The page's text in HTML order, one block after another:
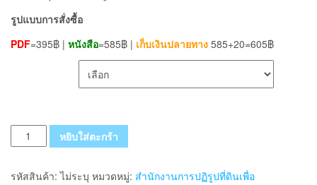
รูปแบบการสั่งซื้อ
PDF=395฿ | หนังสือ=585฿ | เก็บเงินปลายทาง 585+20=605฿
จำนวน
แนว
หยิบใส่ตะกร้า
รหัสสินค้า:ไม่ระบุ หมวดหมู่: สำนักงานการปฏิรูปที่ดินเพื่อ